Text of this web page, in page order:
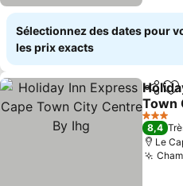
Sélectionnez des dates pour
les prix exacts
Town
3 Étoiles
8,4
Le